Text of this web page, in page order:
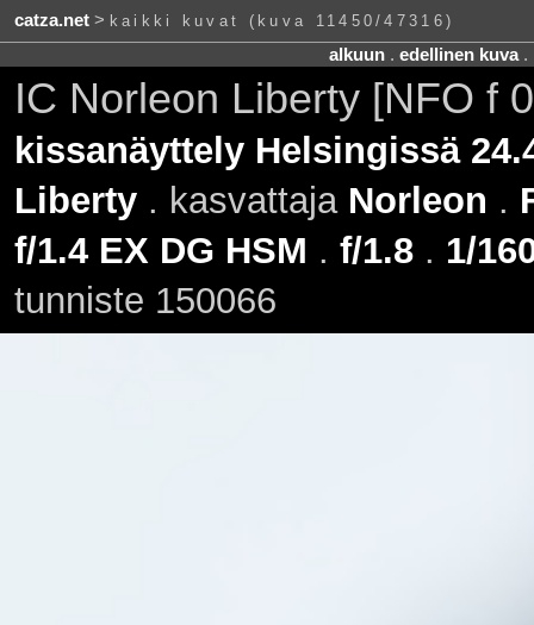
catza.net> kaikki kuvat (kuva 11450/47316)
alkuun. edellinen kuva.
IC Norleon Liberty [NFO f
kissanäyttely Helsingissä
Liberty. kasvattaja Norleon .
f/1.4 EX DG HSM . f/1.8. 1/
tunniste 150066